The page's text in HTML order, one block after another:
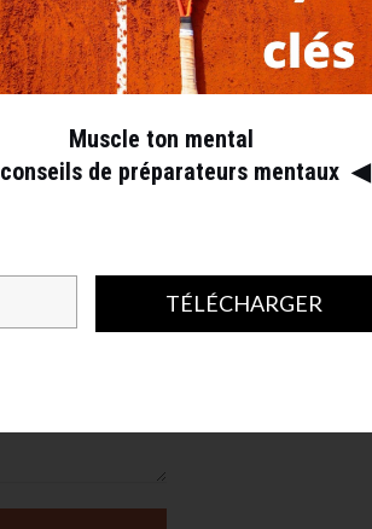
Muscle ton mental
conseils de préparateurs mentaux ◀︎
TÉLÉCHARGER